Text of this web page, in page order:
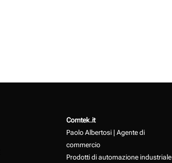
Comtek.it
Paolo Albertosi | Agente di
commercio
Prodotti di automazione industriale